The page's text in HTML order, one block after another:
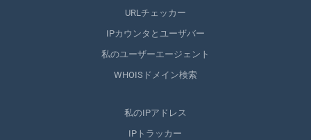
URLチェッカー
IPカウンタとユーザバー
私のユーザーエージェント
WHOISドメイン検索
私のIPアドレス
IPトラッカー